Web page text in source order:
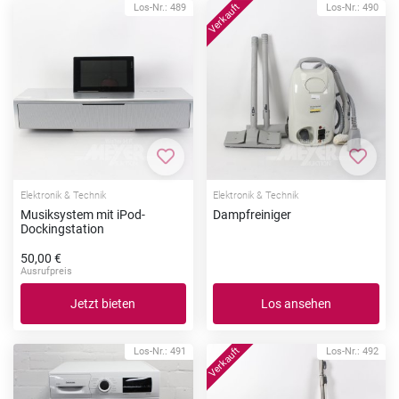
Los-Nr.: 489
Zur Merkliste hinzufügen
Elektronik & Technik
Musiksystem mit iPod-
Dockingstation
50,00 €
Ausrufpreis
Jetzt bieten
Los-Nr.: 490
Zur
Elektronik & Technik
Dampfreiniger
Los ansehen
Los-Nr.: 491 Los-Nr.: 492